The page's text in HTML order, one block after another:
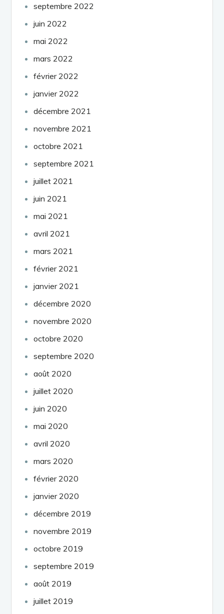
septembre 2022
juin 2022
mai 2022
mars 2022
février 2022
janvier 2022
décembre 2021
novembre 2021
octobre 2021
septembre 2021
juillet 2021
juin 2021
mai 2021
avril 2021
mars 2021
février 2021
janvier 2021
décembre 2020
novembre 2020
octobre 2020
septembre 2020
août 2020
juillet 2020
juin 2020
mai 2020
avril 2020
mars 2020
février 2020
janvier 2020
décembre 2019
novembre 2019
octobre 2019
septembre 2019
août 2019
juillet 2019